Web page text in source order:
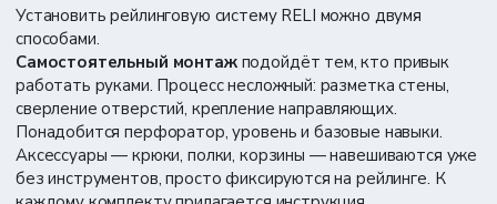
Установить рейлинговую систему RELI можно двумя
способами.
Самостоятельный монтажподойдёт тем, кто привык
работать руками. Процесс несложный: разметка стены,
сверление отверстий, крепление направляющих.
Понадобится перфоратор, уровень и базовые навыки.
Аксессуары — крюки, полки, корзины — навешиваются уже
без инструментов, просто фиксируются на рейлинге. К